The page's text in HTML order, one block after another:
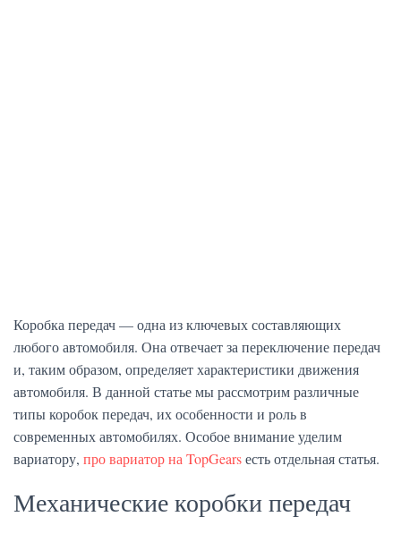
Коробка передач — одна из ключевых составляющих
любого автомобиля. Она отвечает за переключение передач
и, таким образом, определяет характеристики движения
автомобиля. В данной статье мы рассмотрим различные
типы коробок передач, их особенности и роль в
современных автомобилях. Особое внимание уделим
вариатору, про вариатор на TopGearsесть отдельная статья.
Механические коробки передач